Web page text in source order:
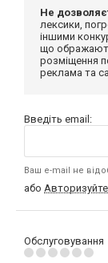
Не
лексики,
іншими
що ображають
розміщення
реклама та
Введіть email:
Ваш e-mail не
або
Обслуговування